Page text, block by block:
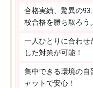
合格実績、驚異の
校合格を勝ち取ろう。
一人ひとりに合わせ
した対策が可能！
集中できる環境の自
ャットで安心！